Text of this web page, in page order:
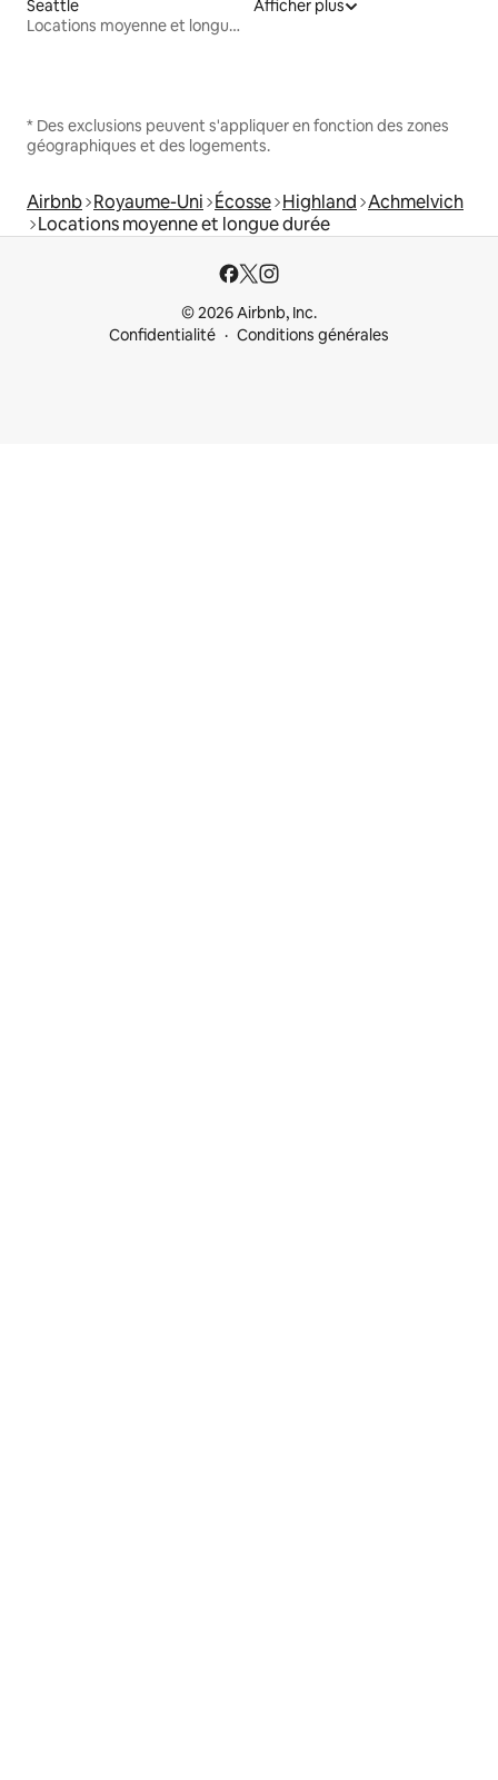
Seattle
Locations moyenne et longue durée
Afficher plus
* Des exclusions peuvent s'appliquer en fonction des zones
géographiques et des logements.
Airbnb Royaume-Uni Écosse Highland Achmelvich
Locations moyenne et longue durée
© 2026 Airbnb, Inc.
Confidentialité
Conditions générales